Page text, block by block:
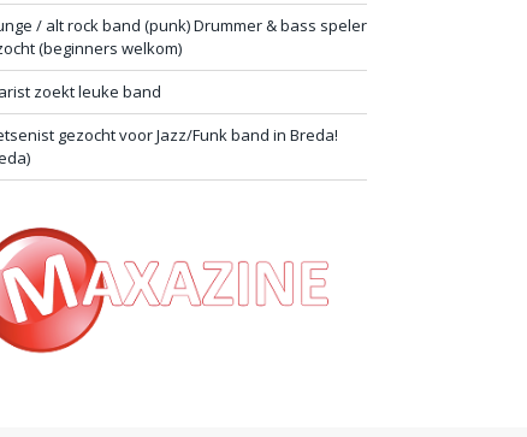
/ alt rock band (punk) Drummer & bass speler
(beginners welkom)
zoekt leuke band
gezocht voor Jazz/Funk band in Breda!